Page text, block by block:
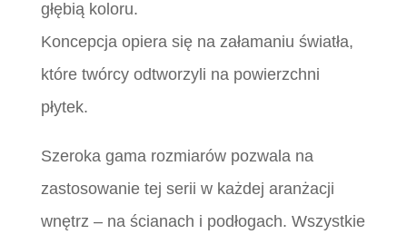
głębią koloru.
Koncepcja opiera się na załamaniu światła,
które twórcy odtworzyli na powierzchni
płytek.
Szeroka gama rozmiarów pozwala na
zastosowanie tej serii w każdej aranżacji
wnętrz – na ścianach i podłogach. Wszystkie